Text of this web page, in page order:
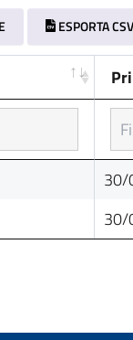
ESPORTA CSV
30/
30/